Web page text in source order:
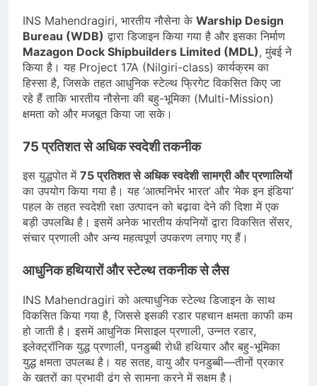
INS Mahendragiri, भारतीय नौसेना के Warship Design
Bureau (WDB) द्वारा डिजाइन किया गया है और इसका निर्माण
Mazagon Dock Shipbuilders Limited (MDL), मुंबई ने
किया है। यह Project 17A (Nilgiri-class) कार्यक्रम का
हिस्सा है, जिसके तहत आधुनिक स्टेल्थ फ्रिगेट विकसित किए जा
रहे हैं ताकि भारतीय नौसेना की बहु-भूमिका (Multi-Mission)
क्षमता को और मजबूत किया जा सके।
75 प्रतिशत से अधिक स्वदेशी तकनीक
इस युद्धपोत में 75 प्रतिशत से अधिक स्वदेशी सामग्री और प्रणालियों
का उपयोग किया गया है। यह ‘आत्मनिर्भर भारत’ और ‘मेक इन इंडिया’
पहल के तहत स्वदेशी रक्षा उत्पादन को बढ़ावा देने की दिशा में एक
बड़ी उपलब्धि है। इसमें अनेक भारतीय कंपनियों द्वारा विकसित सेंसर,
संचार प्रणाली और अन्य महत्वपूर्ण उपकरण लगाए गए हैं।
आधुनिक हथियारों और स्टेल्थ तकनीक से लैस
INS Mahendragiri को अत्याधुनिक स्टेल्थ डिजाइन के साथ
विकसित किया गया है, जिससे इसकी रडार पहचान क्षमता काफी कम
हो जाती है। इसमें आधुनिक मिसाइल प्रणाली, उन्नत रडार,
इलेक्ट्रॉनिक युद्ध प्रणाली, पनडुब्बी रोधी हथियार और बहु-भूमिका
युद्ध क्षमता उपलब्ध है। यह सतह, वायु और पनडुब्बी—तीनों प्रकार
के खतरों का प्रभावी ढंग से सामना करने में सक्षम है।